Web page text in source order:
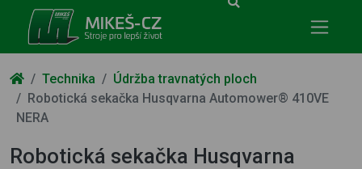
Technika
Údržba travnatých ploch
Robotická sekačka Husqvarna Automower® 410VE
NERA
Robotická sekačka Husqvarna